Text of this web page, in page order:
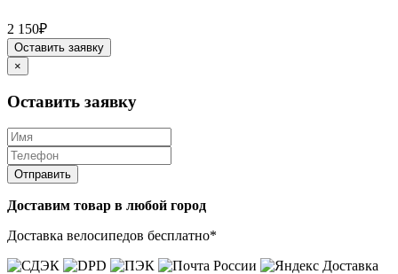
2 150₽
Оставить заявку
×
Оставить заявку
Отправить
Доставим товар в любой город
Доставка велосипедов бесплатно*